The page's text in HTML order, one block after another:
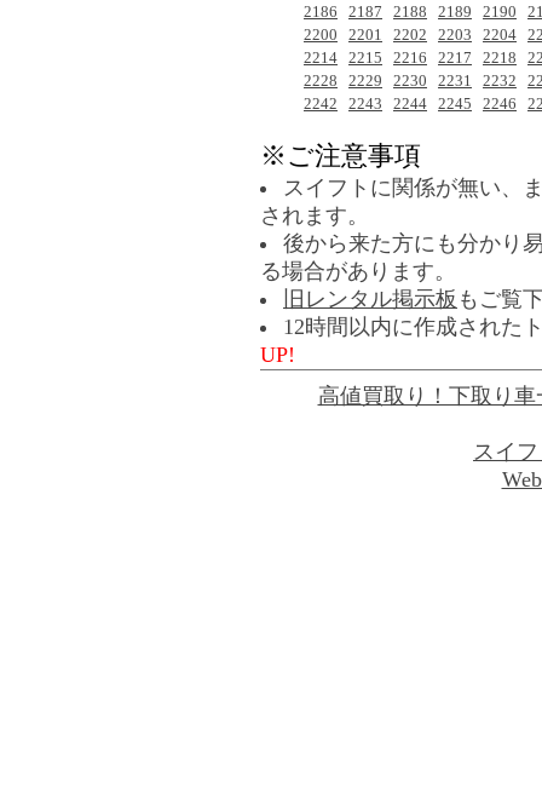
2186
2187 2188 2189 2190
2200
2201 2202 2203 2204
2214 2215 2216 2217 2218
2228
2229 2230 2231 2232
2242
2243 2244 2245 2246
※ご注意事項
スイフトに関係が無い、
されます。
後から来た方にも分かり
る場合があります。
旧レンタル掲示板 もご覧
12時間以内に作成された
UP!
高値買取り！下取り車
スイ